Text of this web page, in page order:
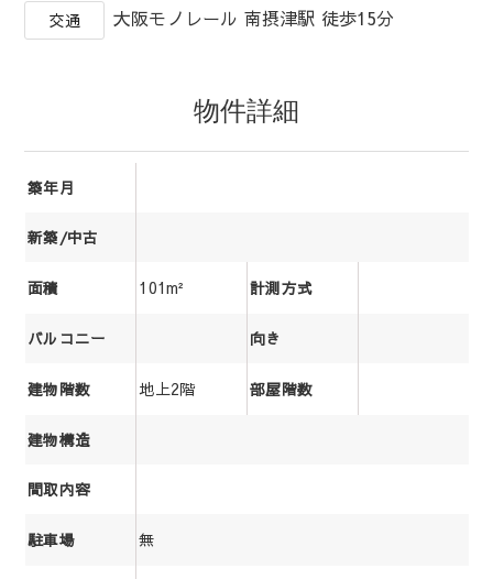
交通 大阪モノレール 南摂津駅 徒歩15分
物件詳細
築年月
新築/中古
面積 101m² 計測方式
バルコニー 向き
建物階数 地上2階 部屋階数
建物構造
間取内容
駐車場 無